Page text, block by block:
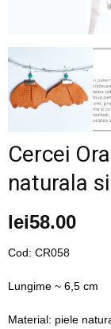
Cercei
naturala
lei58.00
Cod: CR058
Lungime ~ 6,5 cm
Material: piele